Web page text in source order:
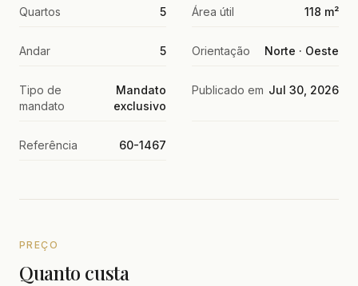
Quartos 5 Área útil 118 m²
Andar 5 Orientação Norte · Oeste
Tipo de
mandato
Mandato
exclusivo
Publicado em Jul 30, 2026
Referência 60-1467
PREÇO
Quanto custa